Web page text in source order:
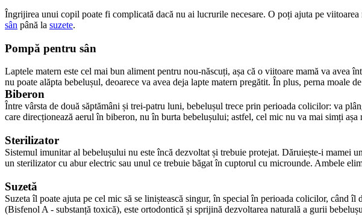
Îngrijirea unui copil poate fi complicată dacă nu ai lucrurile necesare. O poți ajuta pe
sân până la suzete.
Pompă pentru sân
Laptele matern este cel mai bun aliment pentru nou-născuți, așa că o viitoare mamă va avea
nu poate alăpta bebelușul, deoarece va avea deja lapte matern pregătit. În plus, perna moale
Biberon
Între vârsta de două săptămâni și trei-patru luni, bebelușul trece prin perioada colicilor: va
care direcționează aerul în biberon, nu în burta bebelușului; astfel, cel mic nu va mai simți așa
Sterilizator
Sistemul imunitar al bebelușului nu este încă dezvoltat și trebuie protejat. Dăruiește-i mamei un
un sterilizator cu abur electric sau unul ce trebuie băgat în cuptorul cu microunde. Ambele
Suzetă
Suzeta îl poate ajuta pe cel mic să se liniștească singur, în special în perioada colicilor, când
(Bisfenol A - substanță toxică), este ortodontică și sprijină dezvoltarea naturală a gurii